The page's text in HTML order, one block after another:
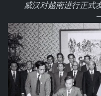
威汉对越南进行正式